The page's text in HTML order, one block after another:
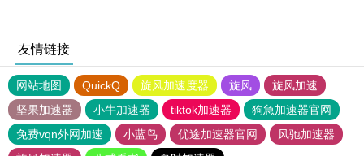
友情链接
网站地图 QuickQ 旋风加速度器 旋风
旋风加速
坚果加速器
小牛加速器 tiktok加速器
狗急加速器官网
免费vqn外网加速
小蓝鸟 优途加速器官网
风驰加速器